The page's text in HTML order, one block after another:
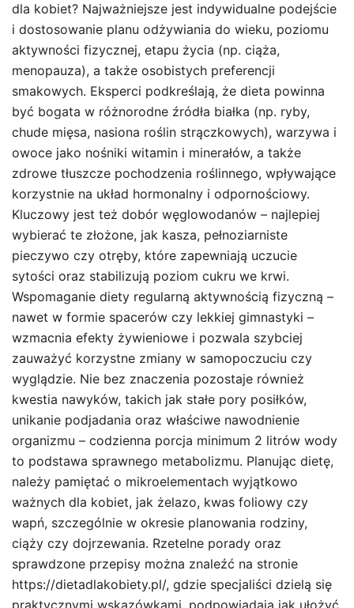
dla kobiet? Najważniejsze jest indywidualne podejście
i dostosowanie planu odżywiania do wieku, poziomu
aktywności fizycznej, etapu życia (np. ciąża,
menopauza), a także osobistych preferencji
smakowych. Eksperci podkreślają, że dieta powinna
być bogata w różnorodne źródła białka (np. ryby,
chude mięsa, nasiona roślin strączkowych), warzywa i
owoce jako nośniki witamin i minerałów, a także
zdrowe tłuszcze pochodzenia roślinnego, wpływające
korzystnie na układ hormonalny i odpornościowy.
Kluczowy jest też dobór węglowodanów – najlepiej
wybierać te złożone, jak kasza, pełnoziarniste
pieczywo czy otręby, które zapewniają uczucie
sytości oraz stabilizują poziom cukru we krwi.
Wspomaganie diety regularną aktywnością fizyczną –
nawet w formie spacerów czy lekkiej gimnastyki –
wzmacnia efekty żywieniowe i pozwala szybciej
zauważyć korzystne zmiany w samopoczuciu czy
wyglądzie. Nie bez znaczenia pozostaje również
kwestia nawyków, takich jak stałe pory posiłków,
unikanie podjadania oraz właściwe nawodnienie
organizmu – codzienna porcja minimum 2 litrów wody
to podstawa sprawnego metabolizmu. Planując dietę,
należy pamiętać o mikroelementach wyjątkowo
ważnych dla kobiet, jak żelazo, kwas foliowy czy
wapń, szczególnie w okresie planowania rodziny,
ciąży czy dojrzewania. Rzetelne porady oraz
sprawdzone przepisy można znaleźć na stronie
https://dietadlakobiety.pl/, gdzie specjaliści dzielą się
praktycznymi wskazówkami, podpowiadają jak ułożyć